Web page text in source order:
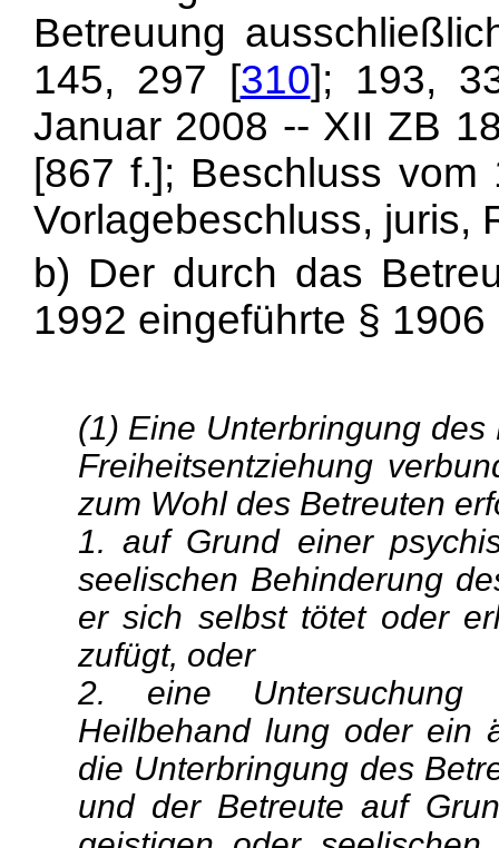
Betreuung
145, 297 [310]; 193,
Januar 2008 -- XII ZB
[867 f.]; Beschluss
Vorlagebeschluss, juris,
b) Der durch das
1992 eingeführte §
(1) Eine Unterbringung
Freiheitsentziehung
zum Wohl des Betreuten
1. auf Grund einer
seelischen Behinderung
er sich selbst tötet oder
zufügt, oder
2. eine Untersuchung
Heilbehand lung oder ein
die Unterbringung des
und der Betreute auf